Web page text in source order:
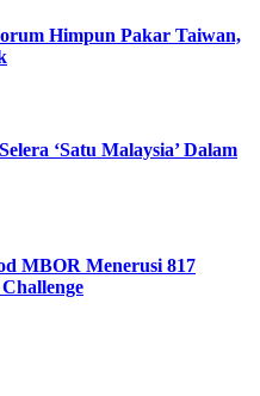
Himpun Pakar Taiwan,
‘Satu Malaysia’ Dalam
MBOR Menerusi 817